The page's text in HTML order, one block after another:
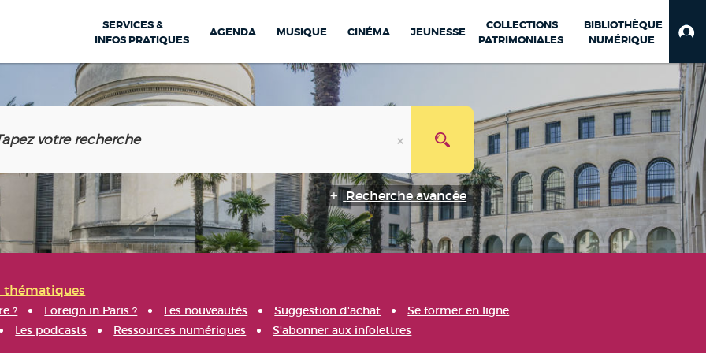
SERVICES &
INFOS PRATIQUES
AGENDA MUSIQUE CINÉMA JEUNESSE
COLLECTIONS
PATRIMONIALES
BIBLIOTHÈQUE
NUMÉRIQUE
Recherche avancée
thématiques
? Foreign in Paris ? Les nouveautés Suggestion d'achat
Se former en ligne
Les podcasts Ressources numériques S'abonner aux infolettres